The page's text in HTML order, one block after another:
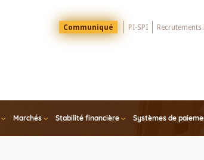
Menu
Top
Communiqué PI-SPI Recrutements
Marchés Stabilité financière Systèmes de